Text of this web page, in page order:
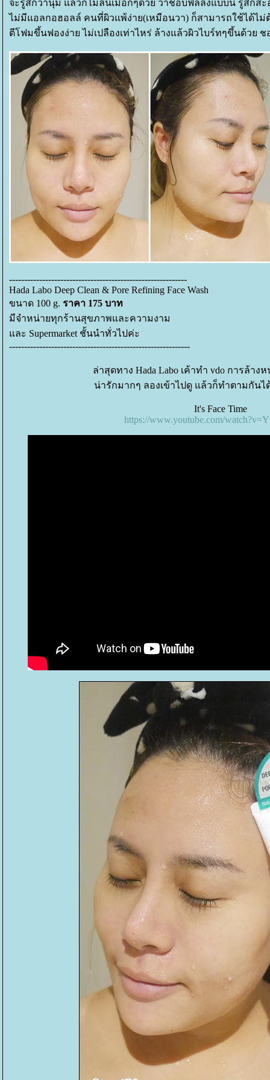
จะรู้สึกว่านุ่ม แล้วก็ไม่ลื่นเมือกๆด้วย วาชอบฟิลลิ่งแบบนี้ รู้สึกส
ไม่มีแอลกอฮอลล์ คนที่ผิวแพ้ง่าย(เหมือนวา) ก็สามารถใช้ได้ไ
ตีโฟมขึ้นฟองง่าย ไม่เปลืองเท่าไหร่ ล้างแล้วผิวไบร์ทๆขึ้นด้วย ช
-----------------------------------------------------------
Hada Labo Deep Clean & Pore Refining Face Wash
ขนาด 100 g. ราคา 175 บาท
มีจำหน่ายทุกร้านสุขภาพและความงาม
ละ Supermarket ชั้นนำทั่วไปค่ะ
------------------------------------------------------------
ล่าสุดทาง Hada Labo เค้าทำ vdo การล้า
น่ารักมากๆ ลองเข้าไปดู แล้วก็ทำตามกัน
It's Face Time
https://www.youtube.com/